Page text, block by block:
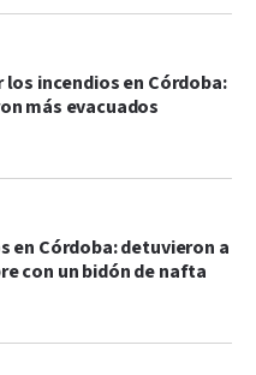
los incendios en Córdoba:
más evacuados
en Córdoba: detuvieron a
con un bidón de nafta